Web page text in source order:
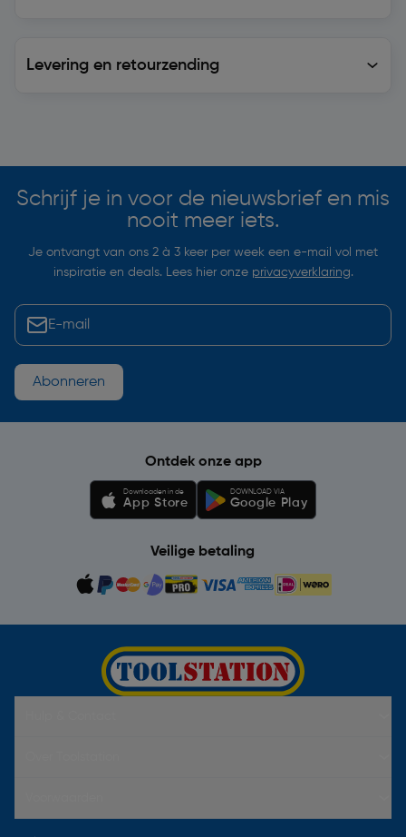
Levering en retourzending
Schrijf je in voor de nieuwsbrief en mis
nooit meer iets.
Je ontvangt van ons 2 à 3 keer per week een e-mail vol met
inspiratie en deals. Lees hier onze privacyverklaring.
Abonneren
Ontdek onze app
Downloaden in de
App Store
DOWNLOAD VIA
Google Play
Veilige betaling